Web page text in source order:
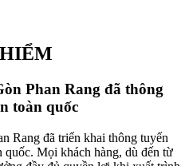
Phan Rang đã thông
toàn quốc
Rang đã triển khai thông tuyến
Mọi khách hàng, dù đến từ